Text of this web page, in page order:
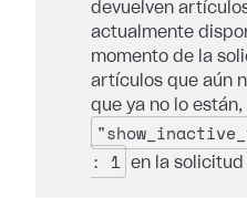
devuelven
actualmente
momento de la
artículos que aún
que ya no lo
: 1
en la